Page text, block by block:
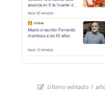
Último editado 1